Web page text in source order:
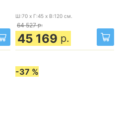
Ш:70 x Г:45 x В:120 см.
64 527 р.
45 169 р.
-37 %